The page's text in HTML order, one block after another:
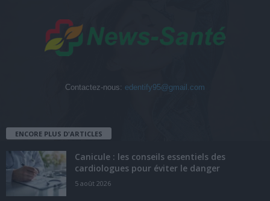
Contactez-nous: edentify95@gmail.com
ENCORE PLUS D'ARTICLES
Canicule : les conseils essentiels des
cardiologues pour éviter le danger
5 août 2026